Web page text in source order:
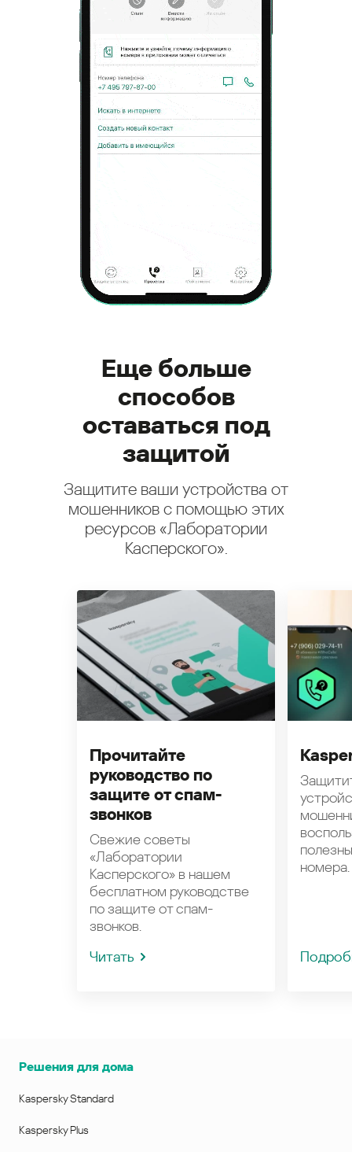
Еще больше
способов
оставаться под
защитой
Защитите ваши устройства от
мошенников с помощью этих
ресурсов «Лаборатории
Касперского».
Прочитайте
руководство по
защите от спам-
звонков
Свежие советы
«Лаборатории
Касперского» в нашем
бесплатном руководстве
по защите от спам-
звонков.
Читать
номера.
Решения для дома
Kaspersky Standard
Kaspersky Plus